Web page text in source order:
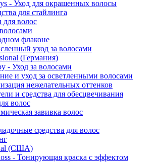
- Уход для окрашенных волосы
для стайлинга
для волос
флаконе
уход за волосами
(Германия)
- Уход за волосами
и уход за осветленными волосами
нежелательных оттенков
и средства для обесцвечивания
волос
завивка волос
средства для волос
(США)
- Тонирующая краска с эффектом